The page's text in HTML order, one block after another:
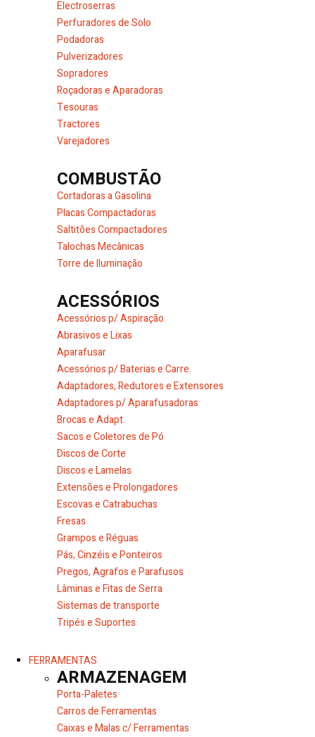
Electroserras
Perfuradores de Solo
Podadoras
Pulverizadores
Sopradores
Roçadoras e Aparadoras
Tesouras
Tractores
Varejadores
COMBUSTÃO
Cortadoras a Gasolina
Placas Compactadoras
Saltitões Compactadores
Talochas Mecânicas
Torre de Iluminação
ACESSÓRIOS
Acessórios p/ Aspiração
Abrasivos e Lixas
Aparafusar
Acessórios p/ Baterias e Carre.
Adaptadores, Redutores e Extensores
Adaptadores p/ Aparafusadoras
Brocas e Adapt.
Sacos e Coletores de Pó
Discos de Corte
Discos e Lamelas
Extensões e Prolongadores
Escovas e Catrabuchas
Fresas
Grampos e Réguas
Pás, Cinzéis e Ponteiros
Pregos, Agrafos e Parafusos
Lâminas e Fitas de Serra
Sistemas de transporte
Tripés e Suportes
FERRAMENTAS
ARMAZENAGEM
Porta-Paletes
Carros de Ferramentas
Caixas e Malas c/ Ferramentas